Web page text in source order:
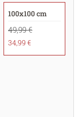
100x100 cm
49,99 €
34,99 €